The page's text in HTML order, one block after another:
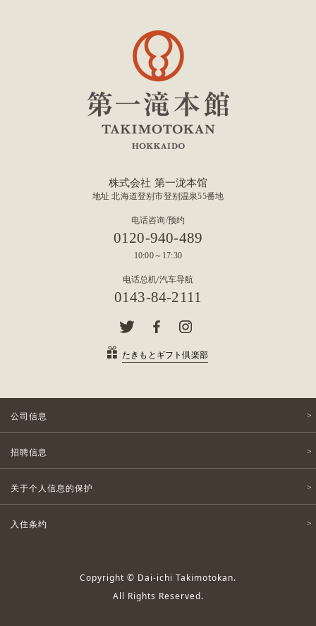
株式会社 第一泷本馆
地址 北海道登别市登别温泉55番地
电话咨询/预约
0120-940-489
10:00～17:30
电话总机/汽车导航
0143-84-2111
たきもとギフト倶楽部
公司信息
招聘信息
关于个人信息的保护
入住条约
Copyright © Dai-ichi Takimotokan.
All Rights Reserved.